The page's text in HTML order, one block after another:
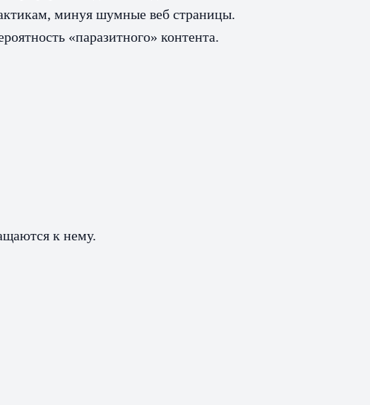
минуя шумные веб страницы.
«паразитного» контента.
к нему.